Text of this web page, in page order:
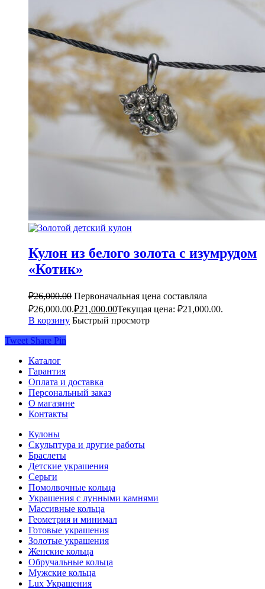
Кулон из белого золота с изумрудом
«Котик»
₽26,000.00 Первоначальная цена составляла
₽26,000.00.₽21,000.00Текущая цена: ₽21,000.00.
В корзину Быстрый просмотр
Tweet Share Pin
Каталог
Гарантия
Оплата и доставка
Персональный заказ
О магазине
Контакты
Кулоны
Скульптура и другие работы
Браслеты
Детские украшения
Серьги
Помолвочные кольца
Украшения с лунными камнями
Массивные кольца
Геометрия и минимал
Готовые украшения
Золотые украшения
Женские кольца
Обручальные кольца
Мужские кольца
Lux Украшения